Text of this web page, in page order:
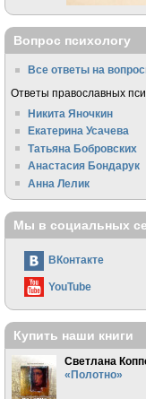
Вопрос психологу
Все ответы на
Ответы православных
Никита Яночкин
Екатерина Усачева
Татьяна Бобровских
Анастасия Бондарук
Анна Лелик
Мы в социальных
ВКонтакте
YouTube
Купить наши книги
Светлана
«Полотно»